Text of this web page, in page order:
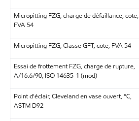
Micropitting FZG, charge de défaillance, cote,
FVA 54
Micropitting FZG, Classe GFT, cote, FVA 54
Essai de frottement FZG, charge de rupture,
A/16.6/90, ISO 14635-1 (mod)
Point d'éclair, Cleveland en vase ouvert, °C,
ASTM D92